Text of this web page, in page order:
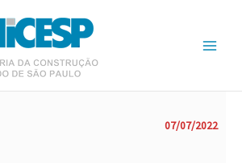
07/07/2022